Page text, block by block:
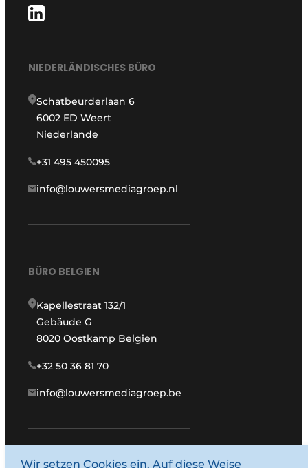
NIEDERLÄNDISCHES BÜRO
Schatbeurderlaan 6
6002 ED Weert
Niederlande
+31 495 450095
info@louwersmediagroep.nl
BÜRO BELGIEN
Kapellestraat 132/1
Gebäude G
8020 Oostkamp Belgien
+32 50 36 81 70
info@louwersmediagroep.be
www.louwersmediagroep.com
Wir setzen Cookies ein. Auf diese Weise